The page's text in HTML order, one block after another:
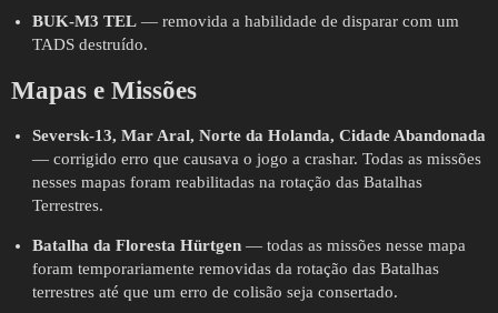
BUK-M3 TEL— removida a habilidade de disparar com um
TADS destruído.
Mapas e Missões
Seversk-13, Mar Aral, Norte da Holanda, Cidade Abandonada
— corrigido erro que causava o jogo a crashar. Todas as missões
nesses mapas foram reabilitadas na rotação das Batalhas
Terrestres.
Batalha da Floresta Hürtgen— todas as missões nesse mapa
foram temporariamente removidas da rotação das Batalhas
terrestres até que um erro de colisão seja consertado.